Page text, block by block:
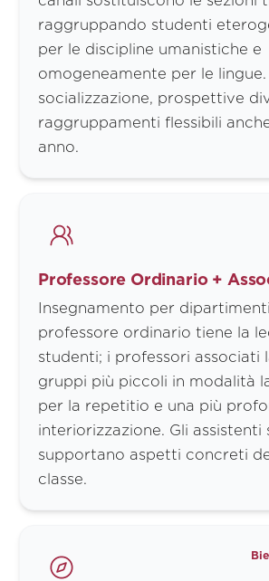
raggruppando studenti
per le discipline umanistiche e
omogeneamente per le lingue.
socializzazione, prospettive
raggruppamenti flessibili
anno.
Professore Ordinario +
Insegnamento per
professore ordinario tiene la
studenti; i professori associati
gruppi più piccoli in modalità
per la repetitio e una più
interiorizzazione. Gli assistenti
supportano aspetti concreti
classe.